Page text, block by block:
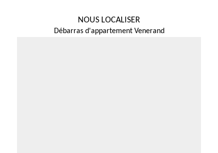
NOUS LOCALISER
Débarras d'appartement Venerand